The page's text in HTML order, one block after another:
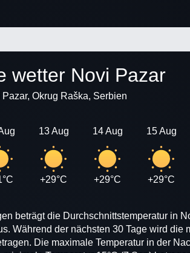
wetter Novi Pazar
Pazar, Okrug Raška, Serbien
13 Aug
+29°C
14 Aug
+29°C
15 Aug
+29°C
beträgt die Durchschnittstemperatur in
Während der nächsten 30 Tage wird die
Die maximale Temperatur in der